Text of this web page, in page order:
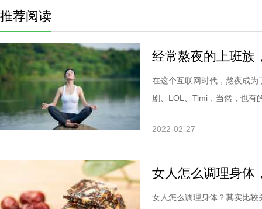
推荐阅读
经常熬夜的上班族
在这个互联网时代，熬夜成
剧、LOL、Timi，当然，也有
2022-02-27
女人怎么调理身体
女人怎么调理身体？其实比